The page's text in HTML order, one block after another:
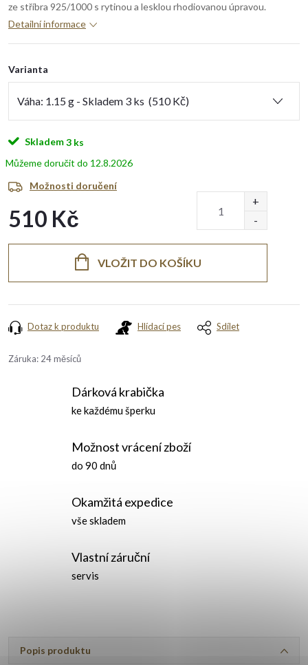
ze stříbra 925/1000 s rytinou a lesklou rhodiovanou úpravou.
Detailní informace
Varianta
Skladem3 ks
12.8.2026
Možnosti doručení
510 Kč
VLOŽIT DO KOŠÍKU
Dotaz k produktu Hlídací pes Sdílet
Záruka: 24 měsíců
Dárková krabička
ke každému šperku
Možnost vrácení zboží
do 90 dnů
Okamžitá expedice
vše skladem
Vlastní záruční
servis
Popis produktu